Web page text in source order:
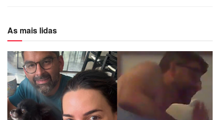
As mais lidas